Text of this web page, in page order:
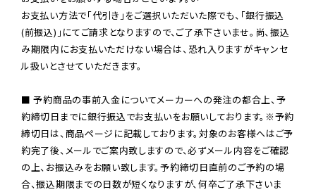
お支払い方法で「代引き」をご選択いただいた際でも、「銀行振込
(前振込)」にてご請求となりますので、ご了承下さいませ。尚、振込
み期限内にお支払いただけない場合は、恐れ入りますがキャンセ
ル扱いとさせていただきます。
■ 予約商品の事前入金についてメーカーへの発注の都合上、予
約締切日までに銀行振込でお支払いをお願いしております。※予約
締切日は、商品ページに記載しております。対象のお客様へはご予
約完了後、メールでご案内致しますので、必ずメール内容をご確認
の上、お振込みをお願い致します。予約締切日直前のご予約の場
合、振込期限までの日数が短くなりますが、何卒ご了承下さいま